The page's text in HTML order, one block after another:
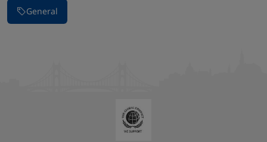
General